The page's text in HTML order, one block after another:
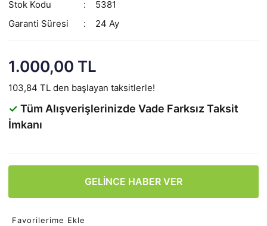
Stok Kodu
5381
Garanti Süresi
24 Ay
1.000,00 TL
103,84 TL den başlayan taksitlerle!
✓ Tüm Alışverişlerinizde Vade Farksız Taksit
İmkanı
GELİNCE HABER VER
Favorilerime Ekle